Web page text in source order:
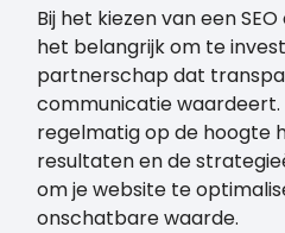
Bij het kiezen van een
het belangrijk om te
partnerschap dat
communicatie waardeert.
regelmatig op de hoogte
resultaten en de
om je website te
onschatbare waarde.